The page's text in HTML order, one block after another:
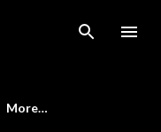
More…